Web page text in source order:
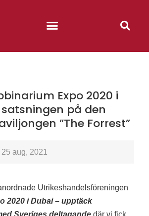
Expo 2020 i
på den
”The Forrest”
25 aug, 2021
Utrikeshandelsföreningen
2020 i Dubai – upptäck
Sveriges deltagande där vi fick